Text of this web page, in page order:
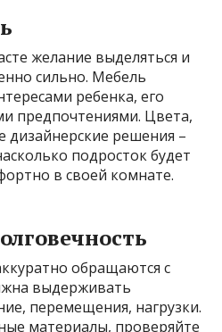
желание выделяться и
сильно. Мебель
ребенка, его
предпочтениями. Цвета,
дизайнерские решения –
подросток будет
в своей комнате.
обращаются с
выдерживать
перемещения, нагрузки.
материалы, проверяйте